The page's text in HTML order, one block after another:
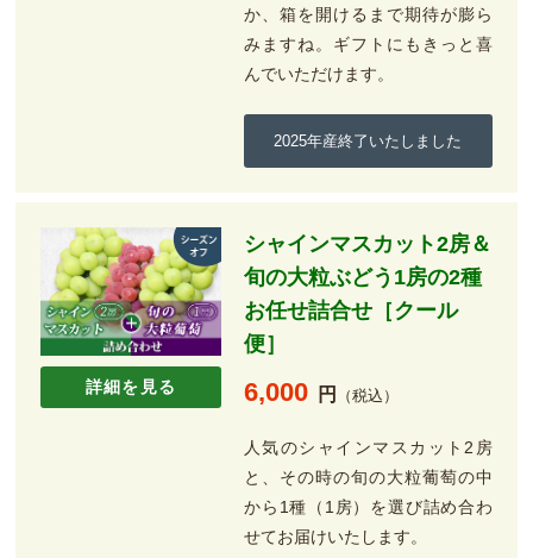
か、箱を開けるまで期待が膨ら
みますね。ギフトにもきっと喜
んでいただけます。
2025年産終了いたしました
詳細を見る
シャインマスカット2房＆
旬の大粒ぶどう1房の2種
お任せ詰合せ［クール
便］
6,000 円 （税込）
人気のシャインマスカット2房
と、その時の旬の大粒葡萄の中
から1種（1房）を選び詰め合わ
せてお届けいたします。